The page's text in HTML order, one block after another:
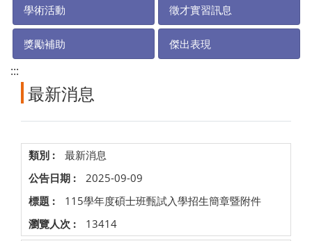
學術活動 徵才實習訊息
獎勵補助 傑出表現
:::
最新消息
最新消息
2025-09-09
115學年度碩士班甄試入學招生簡章暨附件
13414